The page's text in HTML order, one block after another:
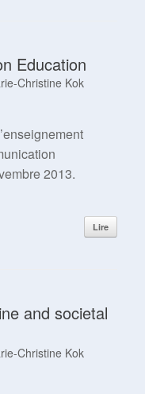
Education
Christine Kok
2013.
Lire
and societal
Christine Kok